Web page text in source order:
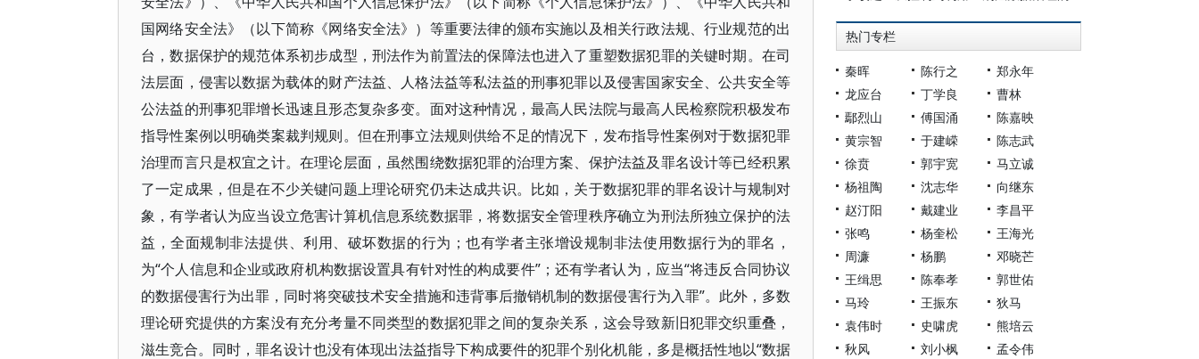
国网络安全法》（以下简称《网络安全法》）等重要法律的颁布实施以及相关行政法规、行业规范的出
台，数据保护的规范体系初步成型，刑法作为前置法的保障法也进入了重塑数据犯罪的关键时期。在司
法层面，侵害以数据为载体的财产法益、人格法益等私法益的刑事犯罪以及侵害国家安全、公共安全等
公法益的刑事犯罪增长迅速且形态复杂多变。面对这种情况，最高人民法院与最高人民检察院积极发布
指导性案例以明确类案裁判规则。但在刑事立法规则供给不足的情况下，发布指导性案例对于数据犯罪
治理而言只是权宜之计。在理论层面，虽然围绕数据犯罪的治理方案、保护法益及罪名设计等已经积累
了一定成果，但是在不少关键问题上理论研究仍未达成共识。比如，关于数据犯罪的罪名设计与规制对
象，有学者认为应当设立危害计算机信息系统数据罪，将数据安全管理秩序确立为刑法所独立保护的法
益，全面规制非法提供、利用、破坏数据的行为；也有学者主张增设规制非法使用数据行为的罪名，
为“个人信息和企业或政府机构数据设置具有针对性的构成要件”；还有学者认为，应当“将违反合同协议
的数据侵害行为出罪，同时将突破技术安全措施和违背事后撤销机制的数据侵害行为入罪”。此外，多数
理论研究提供的方案没有充分考量不同类型的数据犯罪之间的复杂关系，这会导致新旧犯罪交织重叠，
滋生竞合。同时，罪名设计也没有体现出法益指导下构成要件的犯罪个别化机能，多是概括性地以“数据
热门专栏
秦晖 陈行之
郑永年
龙应台
丁学良
曹林
鄢烈山
傅国涌
陈嘉映
黄宗智
于建嵘
陈志武
徐贲
郭宇宽
马立诚
杨祖陶
沈志华
向继东
赵汀阳
戴建业
李昌平
张鸣
杨奎松
王海光
周濂
杨鹏
邓晓芒
王缉思
陈奉孝
郭世佑
马玲
王振东
狄马
袁伟时
史啸虎
熊培云
秋风
刘小枫
孟令伟